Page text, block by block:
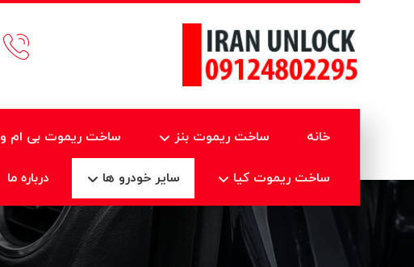
خانه ساخت ریموت بنز ساخت ریموت بی ام و
ساخت ریموت کیا سایر خودرو ها درباره ما